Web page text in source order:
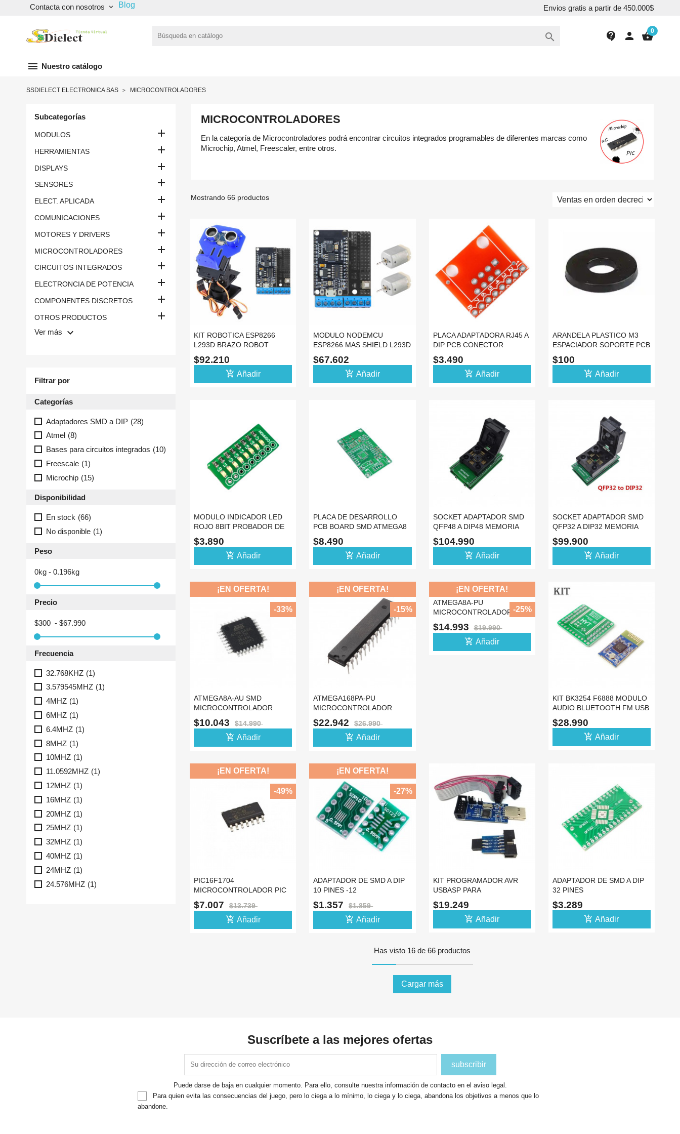
Contacta con nosotros keyboard_arrow_down Blog Envios gratis a partir de 450.000$
 contact_support person shopping_basket
0
menu Nuestro catálogo
SSDIELECT ELECTRONICA SAS MICROCONTROLADORES
Subcategorías
MODULOS 
HERRAMIENTAS 
DISPLAYS 
SENSORES 
ELECT. APLICADA 
COMUNICACIONES 
MOTORES Y DRIVERS 
MICROCONTROLADORES 
CIRCUITOS INTEGRADOS 
ELECTRONCIA DE POTENCIA 
COMPONENTES DISCRETOS 
OTROS PRODUCTOS 
Ver más keyboard_arrow_down
Filtrar por
Categorías
Adaptadores SMD a DIP (28)
Atmel (8)
Bases para circuitos integrados (10)
Freescale (1)
Microchip (15)
Disponibilidad
En stock (66)
No disponible (1)
Peso
0kg - 0.196kg
Precio
$300 - $67.990
Frecuencia
32.768KHZ (1)
3.579545MHZ (1)
4MHZ (1)
6MHZ (1)
6.4MHZ (1)
8MHZ (1)
10MHZ (1)
11.0592MHZ (1)
12MHZ (1)
16MHZ (1)
20MHZ (1)
25MHZ (1)
32MHZ (1)
40MHZ (1)
24MHZ (1)
24.576MHZ (1)
MICROCONTROLADORES
En la categoría de Microcontroladores podrá encontrar circuitos integrados programables de diferentes marcas como
Microchip, Atmel, Freescaler, entre otros.
Mostrando 66 productos
KIT ROBOTICA ESP8266
L293D BRAZO ROBOT
SENSOR HC-SR04 SG90
$92.210
add_shopping_cart Añadir
MODULO NODEMCU
ESP8266 MAS SHIELD L293D
Y DOS MOTORES DC
$67.602
add_shopping_cart Añadir
PLACA ADAPTADORA RJ45 A
DIP PCB CONECTOR
REGLETA JACK HEMBRA
$3.490
add_shopping_cart Añadir
ARANDELA PLASTICO M3
ESPACIADOR SOPORTE PCB
TORNILLO TUERCA
$100
add_shopping_cart Añadir
MODULO INDICADOR LED
ROJO 8BIT PROBADOR DE
PUERTO MICRO
$3.890
add_shopping_cart Añadir
PLACA DE DESARROLLO
PCB BOARD SMD ATMEGA8
48 88 168 AVR
$8.490
add_shopping_cart Añadir
SOCKET ADAPTADOR SMD
QFP48 A DIP48 MEMORIA
PIC CHIP SMD
$104.990
add_shopping_cart Añadir
SOCKET ADAPTADOR SMD
QFP32 A DIP32 MEMORIA
PIC CHIP SMD
$99.900
add_shopping_cart Añadir
ATMEGA8A-AU SMD
MICROCONTROLADOR
ATMEL TIPO DIP ATMEGA8A
$10.043 $14.990
add_shopping_cart Añadir
¡EN OFERTA!
-33%
ATMEGA168PA-PU
MICROCONTROLADOR
ATMEL TIPO DIP ATMEGA168
$22.942 $26.990
add_shopping_cart Añadir
¡EN OFERTA!
-15%
ATMEGA8A-PU
MICROCONTROLADOR
ATMEL TIPO DIP ATMEGA8A
$14.993 $19.990
add_shopping_cart Añadir
¡EN OFERTA!
-25%
KIT BK3254 F6888 MODULO
AUDIO BLUETOOTH FM USB
+ ADAPTADOR
$28.990
add_shopping_cart Añadir
PIC16F1704
MICROCONTROLADOR PIC
8 BITS 7K FLASH 512 RAM
SMD SSOP20-12
$7.007 $13.739
add_shopping_cart Añadir
¡EN OFERTA!
-49%
ADAPTADOR DE SMD A DIP
10 PINES -12
$1.357 $1.859
add_shopping_cart Añadir
¡EN OFERTA!
-27%
KIT PROGRAMADOR AVR
USBASP PARA
MICROCONTROLADORES
ATMEL
$19.249
add_shopping_cart Añadir
ADAPTADOR DE SMD A DIP
32 PINES
$3.289
add_shopping_cart Añadir
Has visto 16 de 66 productos
Cargar más
Suscríbete a las mejores ofertas
Puede darse de baja en cualquier momento. Para ello, consulte nuestra información de contacto en el aviso legal.
Para quien evita las consecuencias del juego, pero lo ciega a lo mínimo, lo ciega y lo ciega, abandona los objetivos a menos que lo
abandone.